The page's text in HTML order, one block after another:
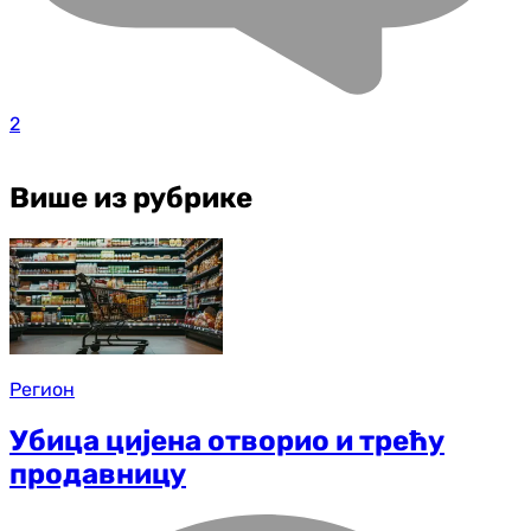
2
Више из рубрике
Регион
Убица цијена отворио и трећу
продавницу